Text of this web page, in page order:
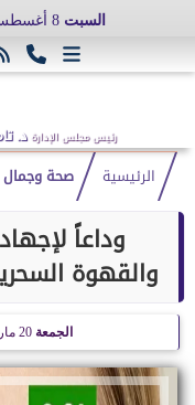
السبت 8 أغسطس 2026
رئيس مجلس الإدارة د.
الرئيسية صحة وجمال
وداعاً
والقهوة
الجمعة 20 مارس 2026